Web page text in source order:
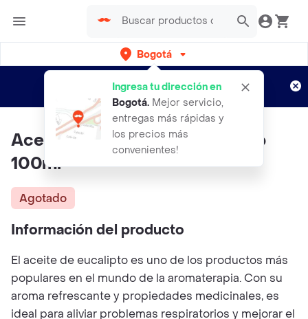
Bogotá
Ingresa tu dirección en
Bogotá. Mejor servicio,
entregas más rápidas y
los precios más
convenientes!
envíos gratis por semanas
Aplican TyC
Aceite Eucalipto Para Pebetero
100ml
Agotado
Información del producto
El aceite de eucalipto es uno de los productos más
populares en el mundo de la aromaterapia. Con su
aroma refrescante y propiedades medicinales, es
ideal para aliviar problemas respiratorios y mejorar el